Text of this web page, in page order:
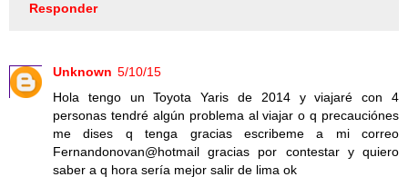
Responder
Unknown 5/10/15
Hola tengo un Toyota Yaris de 2014 y viajaré con 4
personas tendré algún problema al viajar o q precauciónes
me dises q tenga gracias escribeme a mi correo
Fernandonovan@hotmail gracias por contestar y quiero
saber a q hora sería mejor salir de lima ok